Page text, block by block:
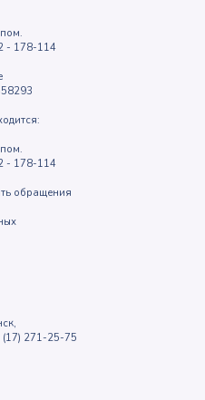
- 178-114
- 178-114
обращения
271-25-75